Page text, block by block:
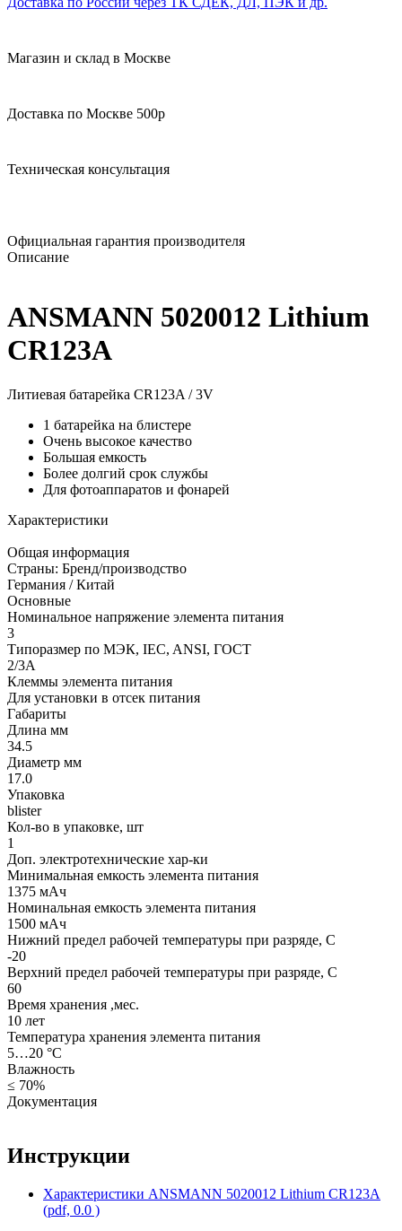
Магазин и склад в Москве
Доставка по Москве 500р
Техническая консультация
Официальная гарантия производителя
Описание
ANSMANN 5020012 Lithium
CR123A
Литиевая батарейка CR123A / 3V
1 батарейка на блистере
Очень высокое качество
Большая емкость
Более долгий срок службы
Для фотоаппаратов и фонарей
Характеристики
Общая информация
Страны: Бренд/производство
Германия / Китай
Основные
Номинальное напряжение элемента питания
3
Типоразмер по МЭК, IEC, ANSI, ГОСТ
2/3A
Клеммы элемента питания
Для установки в отсек питания
Габариты
Длина мм
34.5
Диаметр мм
17.0
Упаковка
blister
Кол-во в упаковке, шт
1
Доп. электротехнические хар-ки
Минимальная емкость элемента питания
1375 мАч
Номинальная емкость элемента питания
1500 мАч
Нижний предел рабочей температуры при разряде, С
-20
Верхний предел рабочей температуры при разряде, С
60
Время хранения ,мес.
10 лет
Температура хранения элемента питания
5…20 °C
Влажность
≤ 70%
Документация
Инструкции
Характеристики ANSMANN 5020012 Lithium CR123A
(pdf, 0.0 )